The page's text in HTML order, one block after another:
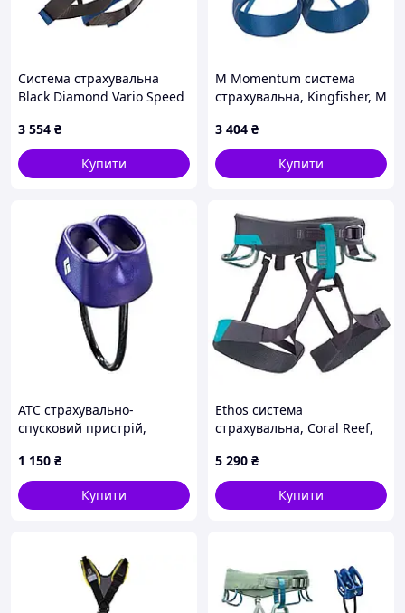
Система страхувальна
Black Diamond Vario Speed
3 554 ₴
Купити
M Momentum система
страхувальна, Kingfisher, M
3 404 ₴
Купити
ATC страхувально-
спусковий пристрій,
1 150 ₴
Купити
Ethos система
страхувальна, Coral Reef,
5 290 ₴
Купити